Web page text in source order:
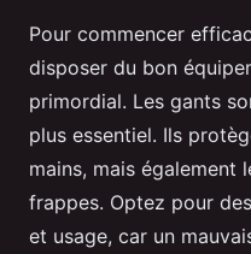
Pour commencer
disposer du bon
primordial. Les gants
plus essentiel. Ils
mains, mais également
frappes. Optez pour
et usage, car un